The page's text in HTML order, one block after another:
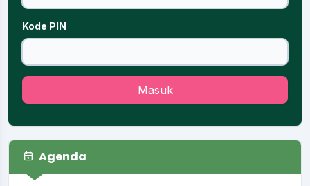
Kode PIN
Masuk
Agenda